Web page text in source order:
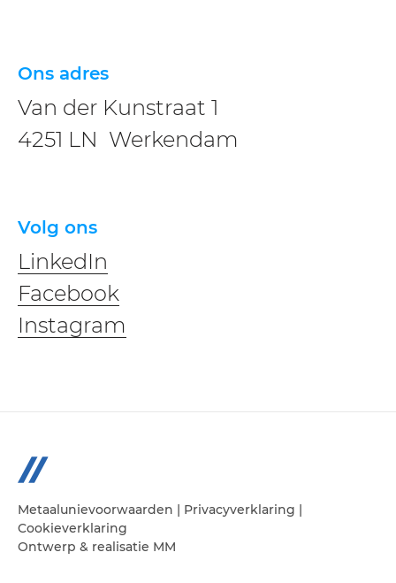
Ons adres
Van der Kunstraat 1
4251 LN Werkendam
Volg ons
LinkedIn
Facebook
Instagram
Metaalunievoorwaarden | Privacyverklaring |
Cookieverklaring
Ontwerp & realisatie MM